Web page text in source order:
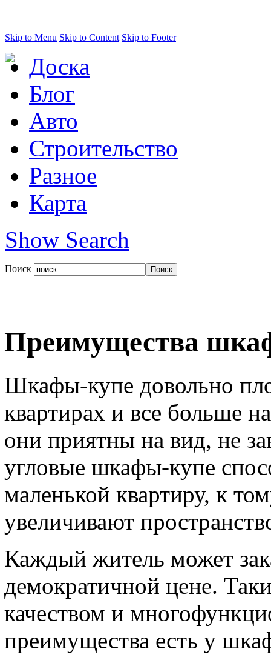
Skip to Menu Skip to Content Skip to Footer
Доска
Блог
Авто
Строительство
Разное
Карта
Show Search
Поиск
Преимущества
Шкафы-купе довольно
квартирах и все больше
они приятны на вид, не
угловые шкафы-купе
маленькой квартиру, к
увеличивают
Каждый житель может
демократичной цене.
качеством и
преимущества есть у